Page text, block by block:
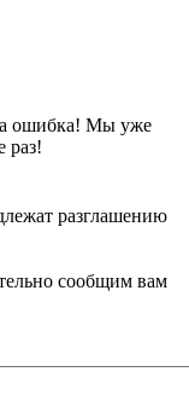
ошибка! Мы уже
раз!
разглашению
сообщим вам